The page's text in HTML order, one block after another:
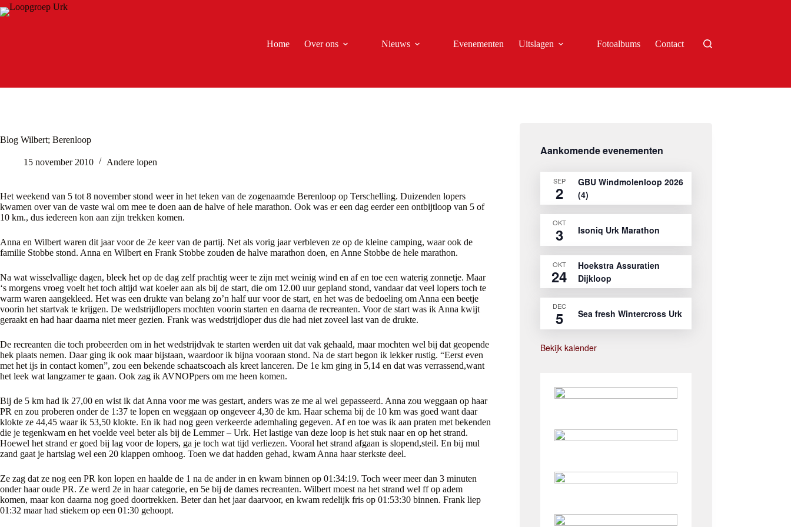
Ga
naar
Home Over ons Nieuws Evenementen Uitslagen Fotoalbums Contact
Blog Wilbert; Berenloop
15 november 2010 Andere lopen
Het weekend van 5 tot 8 november stond weer in het teken van de zogenaamde Berenloop op Terschelling. Duizenden lopers
kwamen over van de vaste wal om mee te doen aan de halve of hele marathon. Ook was er een dag eerder een ontbijtloop van 5 of
10 km., dus iedereen kon aan zijn trekken komen.
Anna en Wilbert waren dit jaar voor de 2e keer van de partij. Net als vorig jaar verbleven ze op de kleine camping, waar ook de
familie Stobbe stond. Anna en Wilbert en Frank Stobbe zouden de halve marathon doen, en Anne Stobbe de hele marathon.
Na wat wisselvallige dagen, bleek het op de dag zelf prachtig weer te zijn met weinig wind en af en toe een waterig zonnetje. Maar
‘s morgens vroeg voelt het toch altijd wat koeler aan als bij de start, die om 12.00 uur gepland stond, vandaar dat veel lopers toch te
warm waren aangekleed. Het was een drukte van belang zo’n half uur voor de start, en het was de bedoeling om Anna een beetje
voorin het startvak te krijgen. De wedstrijdlopers mochten voorin starten en daarna de recreanten. Voor de start was ik Anna kwijt
geraakt en had haar daarna niet meer gezien. Frank was wedstrijdloper dus die had niet zoveel last van de drukte.
De recreanten die toch probeerden om in het wedstrijdvak te starten werden uit dat vak gehaald, maar mochten wel bij dat geopende
hek plaats nemen. Daar ging ik ook maar bijstaan, waardoor ik bijna vooraan stond. Na de start begon ik lekker rustig. “Eerst even
met het ijs in contact komen”, zou een bekende schaatscoach als kreet lanceren. De 1e km ging in 5,14 en dat was verrassend,want
het leek wat langzamer te gaan. Ook zag ik AVNOPpers om me heen komen.
Bij de 5 km had ik 27,00 en wist ik dat Anna voor me was gestart, anders was ze me al wel gepasseerd. Anna zou weggaan op haar
PR en zou proberen onder de 1:37 te lopen en weggaan op ongeveer 4,30 de km. Haar schema bij de 10 km was goed want daar
klokte ze 44,45 waar ik 53,50 klokte. En ik had nog geen verkeerde ademhaling gegeven. Af en toe was ik aan praten met bekenden
die je tegenkwam en het voelde veel beter als bij de Lemmer – Urk. Het lastige van deze loop is het stuk naar en op het strand.
Hoewel het strand er goed bij lag voor de lopers, ga je toch wat tijd verliezen. Vooral het strand afgaan is slopend,steil. En bij mul
zand gaat je hartslag wel een 20 klappen omhoog. Toen we dat hadden gehad, kwam Anna haar sterkste deel.
Ze zag dat ze nog een PR kon lopen en haalde de 1 na de ander in en kwam binnen op 01:34:19. Toch weer meer dan 3 minuten
onder haar oude PR. Ze werd 2e in haar categorie, en 5e bij de dames recreanten. Wilbert moest na het strand wel ff op adem
komen, maar kon daarna nog goed doortrekken. Beter dan het jaar daarvoor, en kwam redelijk fris op 01:53:30 binnen. Frank liep
01:32 maar had stiekem op een 01:30 gehoopt.
Aankomende evenementen
SEP
2
GBU Windmolenloop 2026
(4)
OKT
3 Isoniq Urk Marathon
OKT
24
Hoekstra Assuratien
Dijkloop
DEC
5 Sea fresh Wintercross Urk
Bekijk kalender